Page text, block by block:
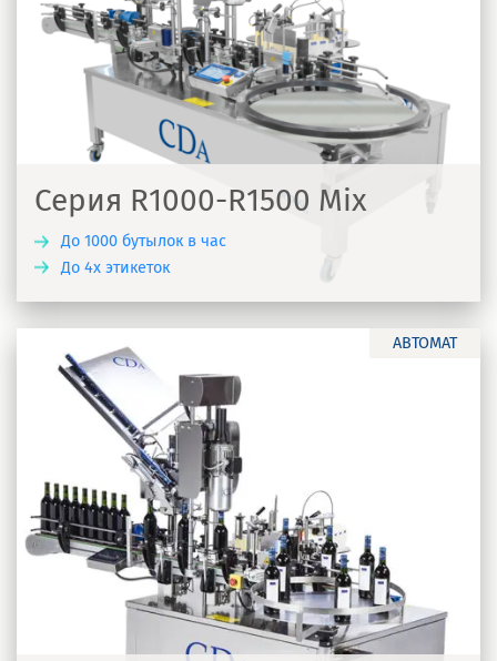
Серия R1000-R1500 Mix
До 1000 бутылок в час
До 4х этикеток
АВТОМАТ